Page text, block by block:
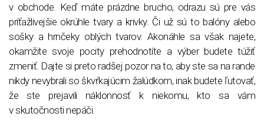
v obchode. Keď máte prázdne brucho, odrazu sú pre vás
príťažlivejšie okrúhle tvary a krivky. Či už sú to balóny alebo
sošky a hrnčeky oblých tvarov. Akonáhle sa však najete,
okamžite svoje pocity prehodnotíte a výber budete túžiť
zmeniť. Dajte si preto radšej pozor na to, aby ste sa na rande
nikdy nevybrali so škvŕkajúcim žalúdkom, inak budete ľutovať,
že ste prejavili náklonnosť k niekomu, kto sa vám
v skutočnosti nepáči.